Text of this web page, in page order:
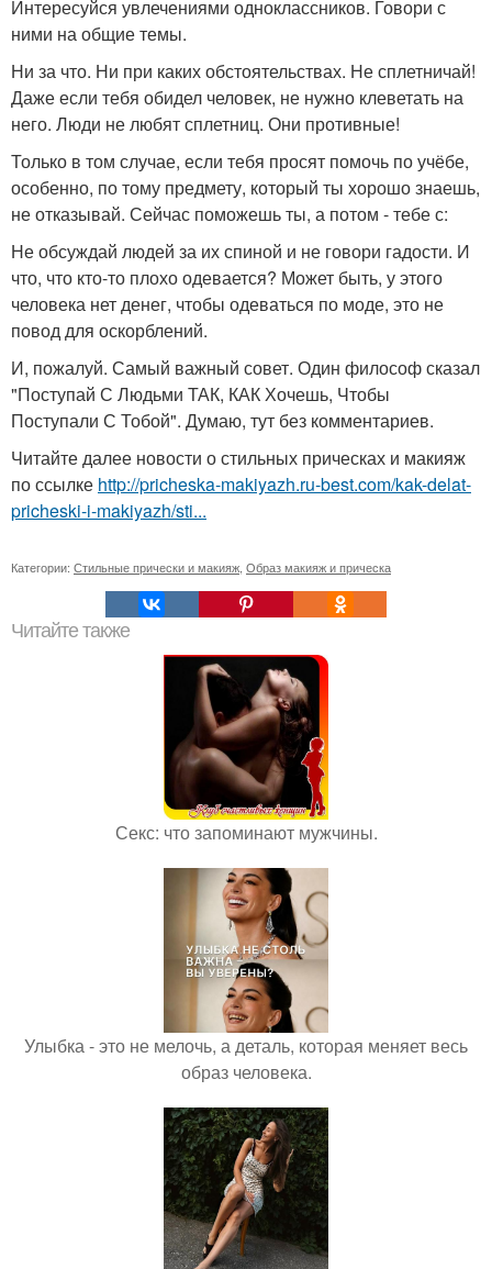
Интересуйся увлечениями одноклассников. Говори с
ними на общие темы.
Ни за что. Ни при каких обстоятельствах. Не сплетничай!
Даже если тебя обидел человек, не нужно клеветать на
него. Люди не любят сплетниц. Они противные!
Только в том случае, если тебя просят помочь по учёбе,
особенно, по тому предмету, который ты хорошо знаешь,
не отказывай. Сейчас поможешь ты, а потом - тебе с:
Не обсуждай людей за их спиной и не говори гадости. И
что, что кто-то плохо одевается? Может быть, у этого
человека нет денег, чтобы одеваться по моде, это не
повод для оскорблений.
И, пожалуй. Самый важный совет. Один философ сказал
"Поступай С Людьми ТАК, КАК Хочешь, Чтобы
Поступали С Тобой". Думаю, тут без комментариев.
Читайте далее новости о стильных прическах и макияж
по ссылке http://pricheska-makiyazh.ru-best.com/kak-delat-
pricheski-i-makiyazh/sti...
Категории: Стильные прически и макияж Образ макияж и прическа
Читайте также
Секс: что запоминают мужчины.
Улыбка - это не мелочь, а деталь, которая меняет весь
образ человека.